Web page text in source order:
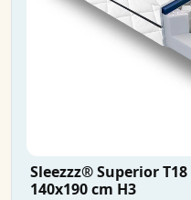
Sleezzz® Superior
140x190 cm H3